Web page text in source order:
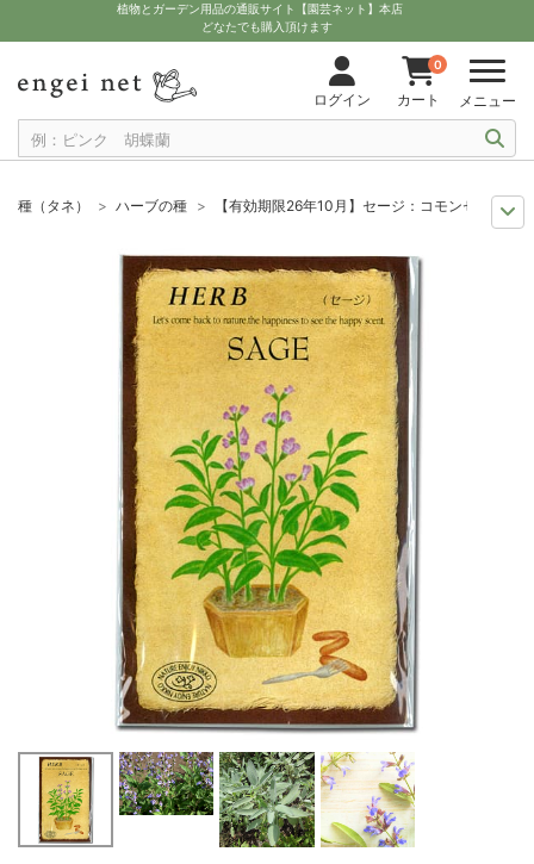
植物とガーデン用品の通販サイト【園芸ネット】本店
どなたでも購入頂けます
ログイン
0
カート メニュー
種（タネ） ハーブの種
【有効期限26年10月】セージ：コモンセージ
野菜・ハーブの種 10月
【有効期限26年10月】セー
野菜・ハーブの種 9月 【有効期限26年10月】セー